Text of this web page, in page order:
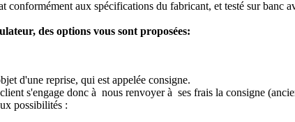
conformément aux spécifications du fabricant, et testé sur banc
des options vous sont proposées:
d'une reprise, qui est appelée consigne.
s'engage donc à nous renvoyer à ses frais la consigne
possibilités :